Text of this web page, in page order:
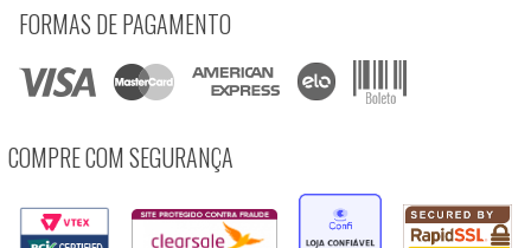
FORMAS DE PAGAMENTO
COMPRE COM SEGURANÇA